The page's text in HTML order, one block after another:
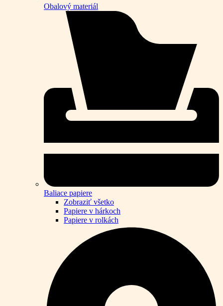
Obalový materiál
Baliace papiere
Zobraziť všetko
Papiere v hárkoch
Papiere v rolkách